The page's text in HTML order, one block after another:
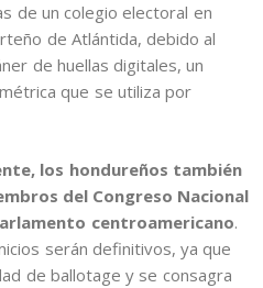
de un colegio electoral en
de Atlántida, debido al
de huellas digitales, un
que se utiliza por
los hondureños también
del Congreso Nacional
centroamericano.
serán definitivos, ya que
de ballotage y se consagra